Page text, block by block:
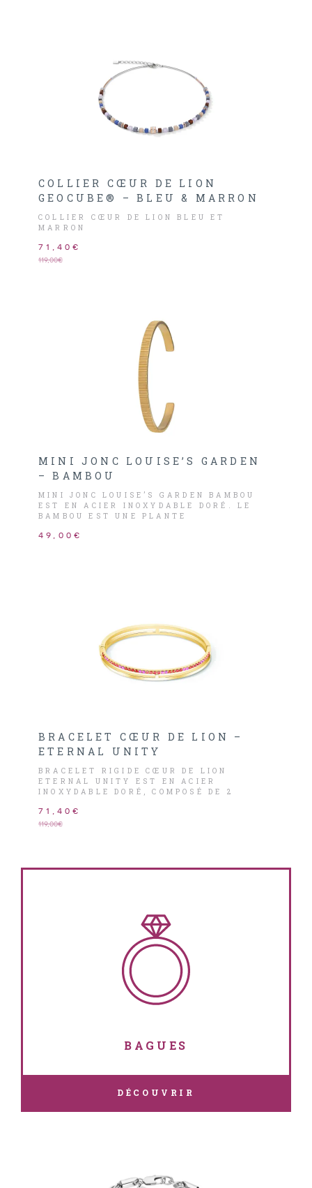
COLLIER CŒUR DE LION
GEOCUBE® – BLEU & MARRON
COLLIER CŒUR DE LION BLEU ET
MARRON
119,00€
71,40€
MINI JONC LOUISE’S GARDEN
– BAMBOU
MINI JONC LOUISE’S GARDEN BAMBOU
EST EN ACIER INOXYDABLE DORÉ. LE
BAMBOU EST UNE PLANTE
49,00€
BRACELET CŒUR DE LION –
ETERNAL UNITY
BRACELET RIGIDE CŒUR DE LION
ETERNAL UNITY EST EN ACIER
INOXYDABLE DORÉ, COMPOSÉ DE 2
L’AUTRE, ORNÉ DE CRISTAUX DE
ZIRCONIUM DE COULEURS DIFFÉRENTES.
119,00€
71,40€
BAGUES
DÉCOUVRIR